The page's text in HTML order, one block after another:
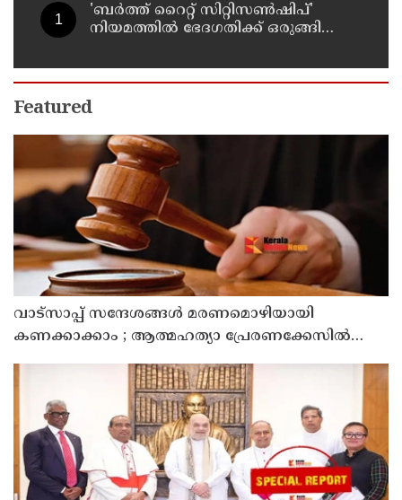
'ബർത്ത് റൈറ്റ് സിറ്റിസൺഷിപ്'
നിയമത്തിൽ ഭേദഗതിക്ക് ഒരുങ്ങി
Featured
വാട്സാപ്പ് സന്ദേശങ്ങൾ മരണമൊഴിയായി
കണക്കാക്കാം ; ആത്മഹത്യാ പ്രേരണക്കേസിൽ